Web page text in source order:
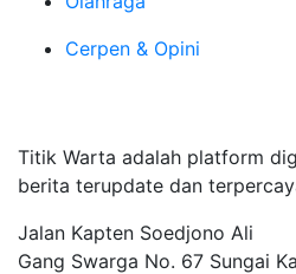
Cerpen & Opini
Titik Warta adalah platform
berita terupdate dan
Jalan Kapten Soedjono Ali
Gang Swarga No. 67 Sungai